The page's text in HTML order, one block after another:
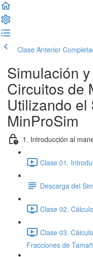
Clase Anterior
Simulación
Circuitos de
Utilizando el
MinProSim
1. Introducción al
Clase 01.
Descarga del
Clase 02.
Clase 03.
Fracciones de